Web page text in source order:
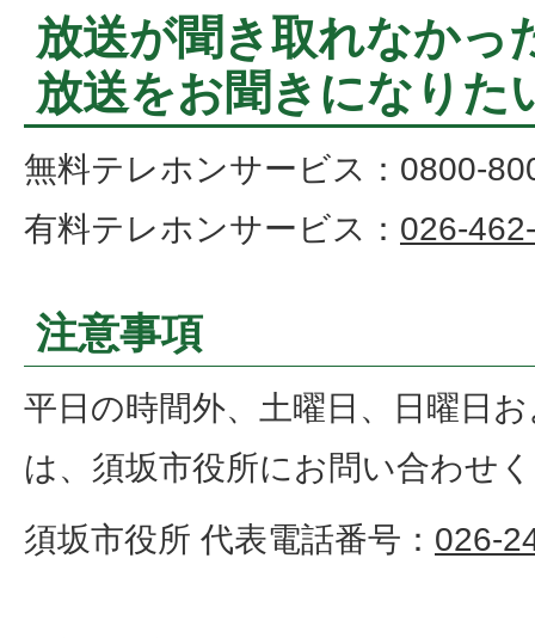
放送が聞き取れなかっ
放送をお聞きになりた
無料テレホンサービス：0800-
有料テレホンサービス： 026-
注意事項
平日の時間外、土曜日、日曜日
は、須坂市役所にお問い合わせ
須坂市役所 代表電話番号： 026-